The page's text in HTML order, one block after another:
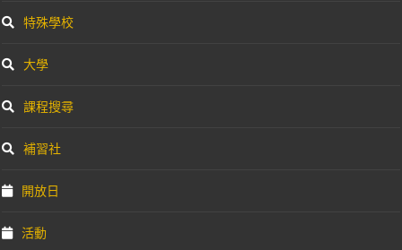
特殊學校
大學
課程搜尋
補習社
開放日
活動